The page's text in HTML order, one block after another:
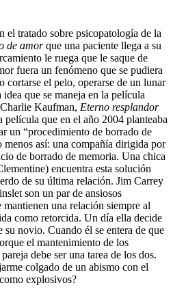
el tratado sobre psicopatología de la
de amorque una paciente llega a su
le ruega que le saque de
fuera un fenómeno que se pudiera
cortarse el pelo, operarse de un lunar
que se maneja en la película
Kaufman, Eterno resplandor
película que en el año 2004 planteaba
un “procedimiento de borrado de
menos así: una compañía dirigida por
de borrado de memoria. Una chica
encuentra esta solución
de su última relación. Jim Carrey
son un par de ansiosos
una relación siempre al
como retorcida. Un día ella decide
su novio. Cuando él se entera de que
el mantenimiento de los
debe ser una tarea de los dos.
colgado de un abismo con el
explosivos?